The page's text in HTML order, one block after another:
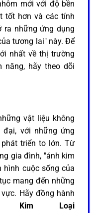
mới với độ bền
tốt hơn và các tính
ra những ứng dụng
tương lai" này. Để
nhất về thị trường
năng, hãy theo dõi
vật liệu không
đại, với những ứng
triển to lớn. Từ
gia đình, "ánh kim
cuộc sống của
mang đến những
Hãy đồng hành
Kim Loại